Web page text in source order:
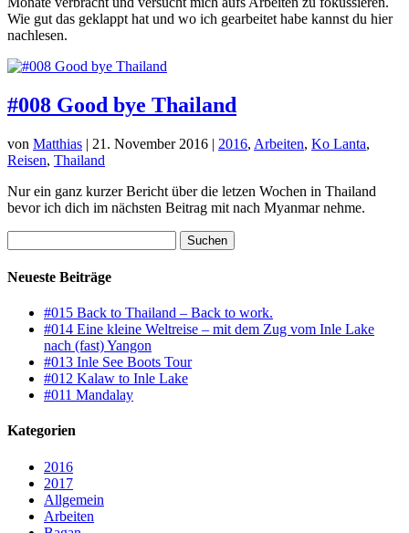
Wie gut das geklappt hat und wo ich gearbeitet habe kannst du hier
nachlesen.
#008 Good bye Thailand
von Matthias | 21. November 2016 | 2016, Arbeiten, Ko Lanta,
Reisen, Thailand
Nur ein ganz kurzer Bericht über die letzen Wochen in Thailand
bevor ich dich im nächsten Beitrag mit nach Myanmar nehme.
nach:
Neueste Beiträge
#015 Back to Thailand – Back to work.
#014 Eine kleine Weltreise – mit dem Zug vom Inle Lake
nach (fast) Yangon
#013 Inle See Boots Tour
#012 Kalaw to Inle Lake
#011 Mandalay
Kategorien
2016
2017
Allgemein
Arbeiten